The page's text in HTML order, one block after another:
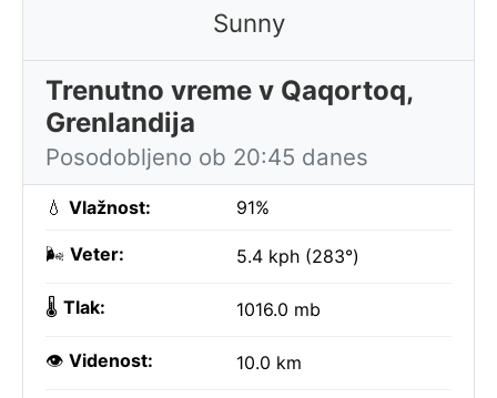
Sunny
Trenutno vreme v Qaqortoq,
Grenlandija
Posodobljeno ob 20:45 danes
💧 Vlažnost: 91%
🌬️ Veter: 5.4 kph (283°)
🌡️ Tlak: 1016.0 mb
👁️ Videnost: 10.0 km